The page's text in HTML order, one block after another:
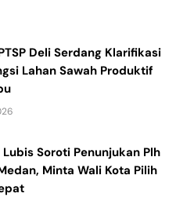
Deli Serdang Klarifikasi
Lahan Sawah Produktif
Soroti Penunjukan Plh
Minta Wali Kota Pilih